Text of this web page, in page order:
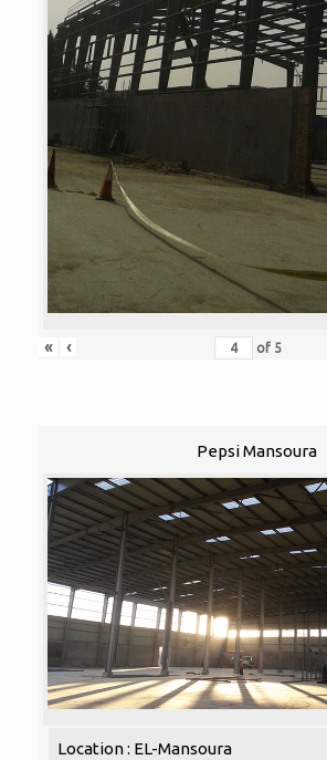
« ‹ of 5
Pepsi Mansoura
Location : EL-Mansoura